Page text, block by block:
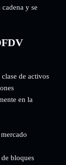
y se
de activos
en la
bloques